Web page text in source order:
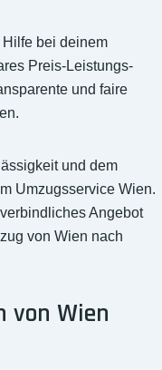
bei deinem
Preis-Leistungs-
und faire
und dem
Umzugsservice Wien.
Angebot
von Wien nach
von Wien